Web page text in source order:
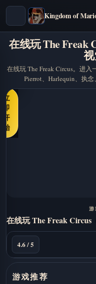
在线玩 The Freak
视
在线玩 The Freak Circus。进
Pierrot、Harlequin、执
立
即
开
始
游
4.6 / 5
游戏推荐